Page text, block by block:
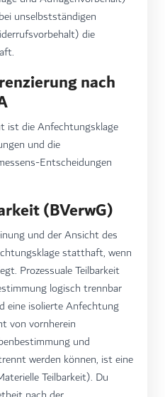
unselbstständigen
die
nach
ist die Anfechtungsklage
und die
Entscheidungen
(BVerwG)
und der Ansicht des
statthaft, wenn
Prozessuale Teilbarkeit
logisch trennbar
eine isolierte Anfechtung
von vornherein
und
werden können, ist eine
Teilbarkeit). Du